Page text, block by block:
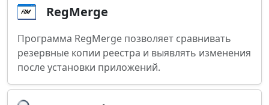
RegMerge
Программа RegMerge позволяет сравнивать
резервные копии реестра и выявлять изменения
после установки приложений.